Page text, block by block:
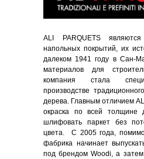
ALI PARQUETS
напольных покрытий, их
далеком 1941 году в Сан-
материалов для
компания стала
производстве
дерева. Главным отличием
окраска по всей толщине
шлифовать паркет без
цвета. С 2005 года, помимо
фабрика начинает
под брендомWoodi, а